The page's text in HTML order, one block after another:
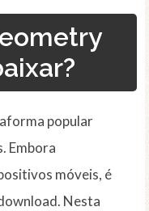
popular
Embora
móveis, é
Nesta